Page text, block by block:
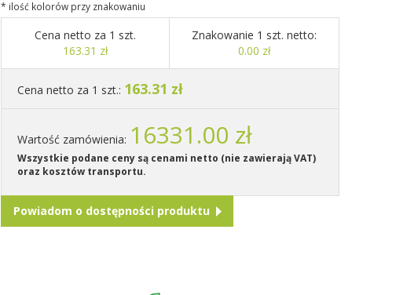
* ilość kolorów przy znakowaniu
Cena netto za 1 szt.
163.31 zł
Znakowanie 1 szt. netto:
0.00 zł
Cena netto za 1 szt.: 163.31 zł
Wartość zamówienia: 16331.00 zł
Wszystkie podane ceny są cenami netto (nie zawierają VAT)
oraz kosztów transportu.
Powiadom o dostępności produktu